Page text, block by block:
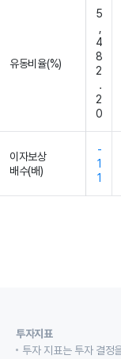
유동비율(%)
5
4
8
2
.
2
0
이자보상
배수(배)
-
1
1
투자지표
투자 지표는 투자 결정